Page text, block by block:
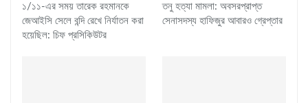
১/১১-এর সময় তারেক রহমানকে
জেআইসি সেলে বন্দি রেখে নির্যাতন করা
হয়েছিল: চিফ প্রসিকিউটর
তনু হত্যা মামলা: অবসরপ্রাপ্ত
সেনাসদস্য হাফিজুর আবারও গ্রেপ্তার